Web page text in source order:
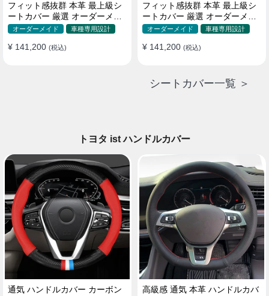
フィット感抜群 本革 最上級シ
ートカバー 厳選 オーダーメイ
ド 防水 雰囲気 全席セット
オーダーメイド 車種専用設計
¥ 141,200 (税込)
フィット感抜群 本革 最上級シ
ートカバー 厳選 オーダーメイ
ド 防水 雰囲気 全席セット
オーダーメイド 車種専用設計
¥ 141,200 (税込)
シートカバー一覧 ＞
トヨタ ist ハンドルカバー
通気 ハンドルカバー カーボン
高級感 通気 本革 ハンドルカバ